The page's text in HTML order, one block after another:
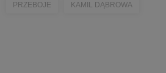
PRZEBOJE KAMIL DĄBROWA